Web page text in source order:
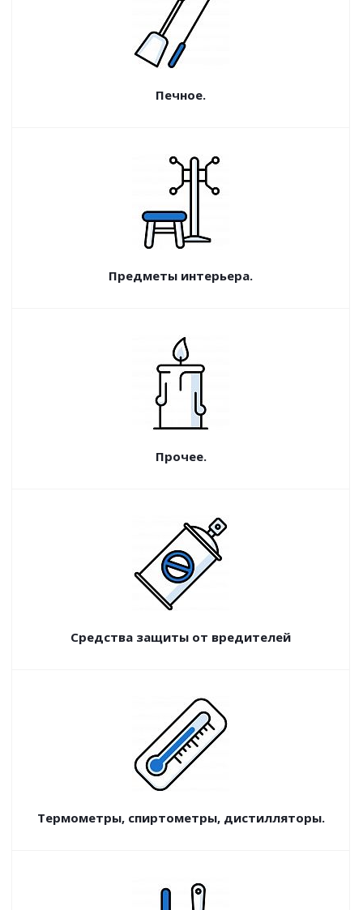
Печное.
Предметы интерьера.
Прочее.
Средства защиты от вредителей
Термометры, спиртометры, дистилляторы.